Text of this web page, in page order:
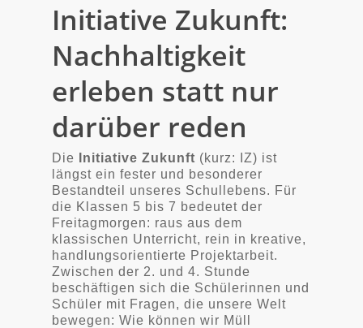
Initiative Zukunft:
Nachhaltigkeit
erleben statt nur
darüber reden
Die Initiative Zukunft (kurz: IZ) ist
längst ein fester und besonderer
Bestandteil unseres Schullebens. Für
die Klassen 5 bis 7 bedeutet der
Freitagmorgen: raus aus dem
klassischen Unterricht, rein in kreative,
handlungsorientierte Projektarbeit.
Zwischen der 2. und 4. Stunde
beschäftigen sich die Schülerinnen und
Schüler mit Fragen, die unsere Welt
bewegen: Wie können wir Müll